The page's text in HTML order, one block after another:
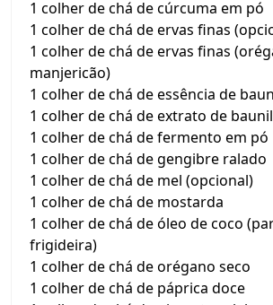
1 colher de chá de cúrcuma em pó
1 colher de chá de ervas finas
1 colher de chá de ervas finas
manjericão)
1 colher de chá de essência de
1 colher de chá de extrato de
1 colher de chá de fermento em pó
1 colher de chá de gengibre ralado
1 colher de chá de mel (opcional)
1 colher de chá de mostarda
1 colher de chá de óleo de coco
frigideira)
1 colher de chá de orégano seco
1 colher de chá de páprica doce